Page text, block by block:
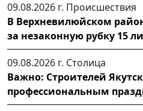
09.08.2026 г. Происшествия
В Верхневилюйском
за незаконную рубку 15
09.08.2026 г. Столица
Важно: Строителей
профессиональным